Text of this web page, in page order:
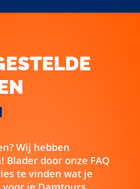
Wij hebben
Blader door onze FAQ
te vinden wat je